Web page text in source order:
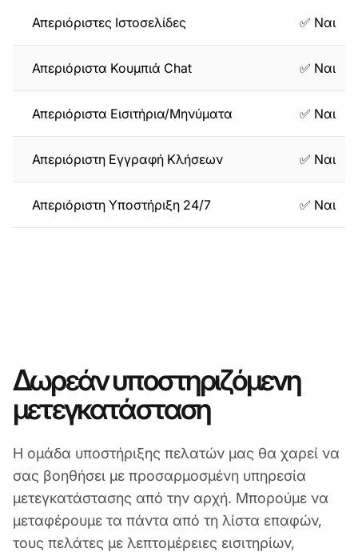
Απεριόριστες Ιστοσελίδες ✅ Ναι
Απεριόριστα Κουμπιά Chat ✅ Ναι
Απεριόριστα Εισιτήρια/Μηνύματα ✅ Ναι
Απεριόριστη Εγγραφή Κλήσεων ✅ Ναι
Απεριόριστη Υποστήριξη 24/7 ✅ Ναι
Δωρεάν υποστηριζόμενη
μετεγκατάσταση
Η ομάδα υποστήριξης πελατών μας θα χαρεί να
σας βοηθήσει με προσαρμοσμένη υπηρεσία
μετεγκατάστασης από την αρχή. Μπορούμε να
μεταφέρουμε τα πάντα από τη λίστα επαφών,
τους πελάτες με λεπτομέρειες εισιτηρίων,